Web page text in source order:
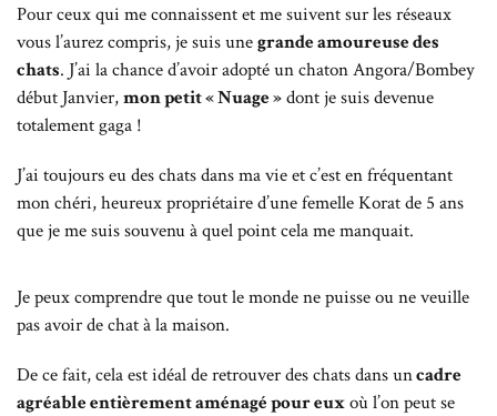
Pour ceux qui me connaissent et me suivent sur les réseaux
vous l’aurez compris, je suis unegrande amoureuse des
chats. J’ai la chance d’avoir adopté un chaton Angora/Bombey
début Janvier,mon petit « Nuage »dont je suis devenue
totalement gaga !
J’ai toujours eu des chats dans ma vie et c’est en fréquentant
mon chéri, heureux propriétaire d’une femelle Korat de 5 ans
que je me suis souvenu à quel point cela me manquait.
Je peux comprendre que tout le monde ne puisse ou ne veuille
pas avoir de chat à la maison.
De ce fait, cela est idéal de retrouver des chats dans uncadre
agréable entièrement aménagé pour euxoù l’on peut se